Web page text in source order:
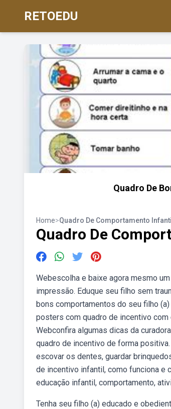
RETOEDU
Quadro De
Home>Quadro De Comportamento
Quadro De
Webescolha e baixe agora mesmo
impressão. Eduque seu filho sem
bons comportamentos do seu filho
posters com quadro de incentivo
Webconfira algumas dicas da
quadro de incentivo de forma
escovar os dentes, guardar
de incentivo infantil, como funciona e
educação infantil, comportamento,
Tenha seu filho (a) educado e